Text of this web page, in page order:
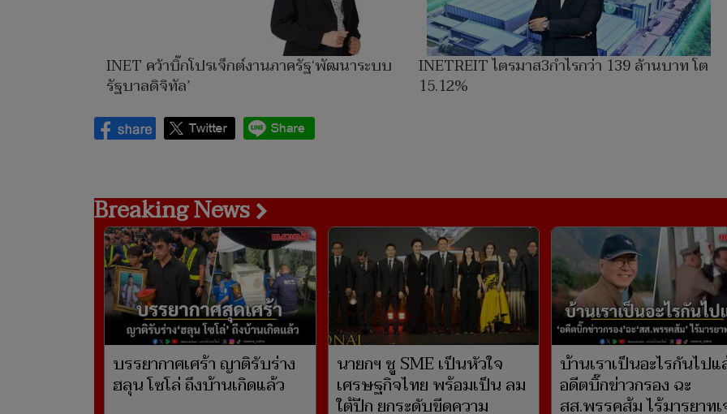
INET คว้าบิ๊กโปรเจ็กต์งานภาครัฐ‘พัฒนาระบบ
รัฐบาลดิจิทัล’
INETREIT ไตรมาส3กำไรกว่า 139 ล้านบาท โต
15.12%
Breaking News
บรรยากาศเศร้า ญาติรับร่าง
ฮลุน โซโล่ ถึงบ้านเกิดแล้ว
นายกฯ ชู SME เป็นหัวใจ
เศรษฐกิจไทย พร้อมเป็น ลม
ใต้ปีก ยกระดับขีดความ
บ้านเราเป็นอะไรกันไป
อดีตบิ๊กข่าวกรอง ฉะ
สส.พรรคส้ม ไร้มารยาทเ